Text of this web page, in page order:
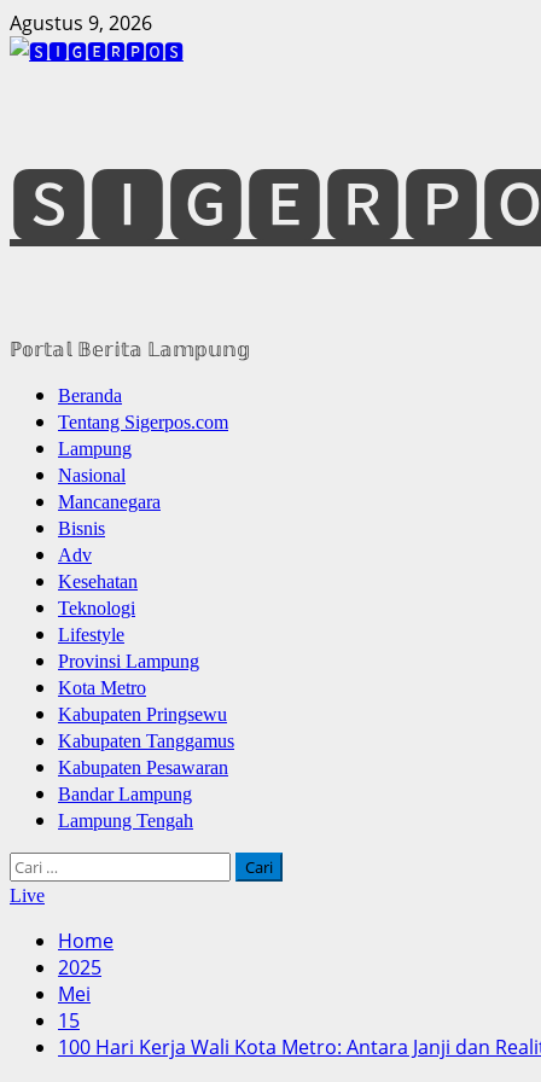
Skip
to
Agustus 9, 2026
ℙ𝕠𝕣𝕥𝕒𝕝 𝔹𝕖𝕣𝕚𝕥𝕒 𝕃𝕒𝕞𝕡𝕦𝕟𝕘
Primary
Menu
Beranda
Tentang Sigerpos.com
Lampung
Nasional
Mancanegara
Bisnis
Adv
Kesehatan
Teknologi
Lifestyle
Provinsi Lampung
Kota Metro
Kabupaten Pringsewu
Kabupaten Tanggamus
Kabupaten Pesawaran
Bandar Lampung
Lampung Tengah
Cari
untuk:
Live
Home
2025
Mei
15
100 Hari Kerja Wali Kota Metro: Antara Janji dan